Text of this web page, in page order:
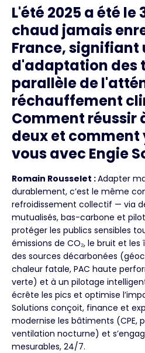
L'été 2025 a été le
chaud jamais
France,
d'adaptation des
parallèle de
réchauffement
Comment réussir
deux et
vous avec Engie
Romain Rousselet :Adapter
durablement, c’est le même
refroidissement collectif — via
mutualisés, bas-carbone et
protéger les publics sensibles
émissions de CO₂, le bruit et
des sources décarbonées
chaleur fatale, PAC haute
verte) et à un pilotage
écrête les pics et optimise
Solutions conçoit, finance et
modernise les bâtiments (CPE,
ventilation nocturne) et
mesurables, 24/7.